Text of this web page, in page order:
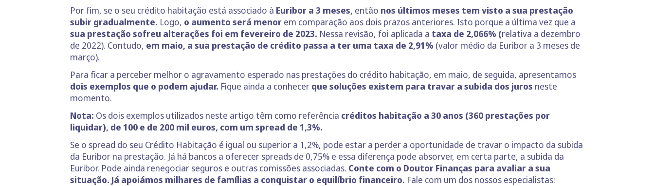
Por fim, se o seu crédito habitação está associado à Euribor a 3 meses, então nos últimos meses tem visto a sua prestação
subir gradualmente. Logo, o aumento será menor em comparação aos dois prazos anteriores. Isto porque a última vez que a
sua prestação sofreu alterações foi em fevereiro de 2023. Nessa revisão, foi aplicada a taxa de 2,066% (relativa a dezembro
de 2022). Contudo, em maio, a sua prestação de crédito passa a ter uma taxa de 2,91% (valor médio da Euribor a 3 meses de
março).
Para ficar a perceber melhor o agravamento esperado nas prestações do crédito habitação, em maio, de seguida, apresentamos
dois exemplos que o podem ajudar. Fique ainda a conhecer que soluções existem para travar a subida dos juros neste
momento.
Nota: Os dois exemplos utilizados neste artigo têm como referência créditos habitação a 30 anos (360 prestações por
liquidar), de 100 e de 200 mil euros, com um spread de 1,3%.
Se o spread do seu Crédito Habitação é igual ou superior a 1,2%, pode estar a perder a oportunidade de travar o impacto da subida
da Euribor na prestação. Já há bancos a oferecer spreads de 0,75% e essa diferença pode absorver, em certa parte, a subida da
Euribor. Pode ainda renegociar seguros e outras comissões associadas. Conte com o Doutor Finanças para avaliar a sua
situação. Já apoiámos milhares de famílias a conquistar o equilíbrio financeiro. Fale com um dos nossos especialistas: